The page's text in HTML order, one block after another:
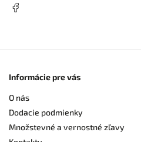
Informácie pre vás
O nás
Dodacie podmienky
Množstevné a vernostné zľavy